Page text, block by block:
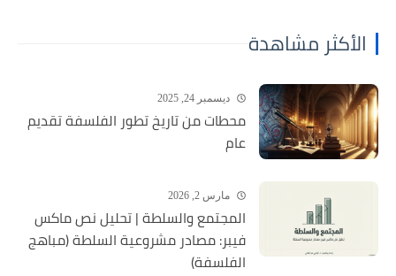
الأكثر مشاهدة
ديسمبر 24, 2025
محطات من تاريخ تطور الفلسفة تقديم
عام
مارس 2, 2026
المجتمع والسلطة | تحليل نص ماكس
فيبر: مصادر مشروعية السلطة (مباهج
الفلسفة)